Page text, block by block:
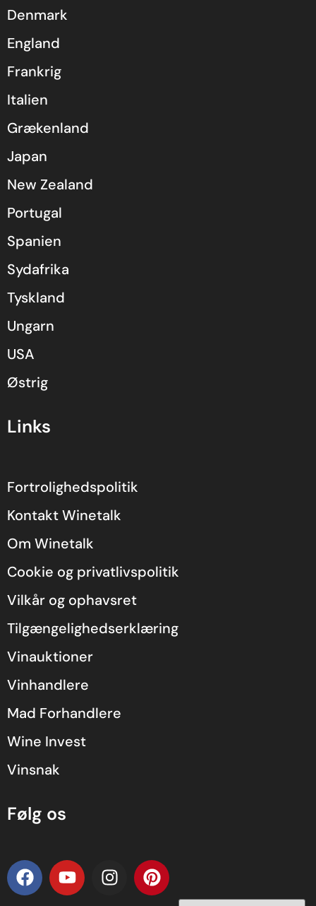
Denmark
England
Frankrig
Italien
Grækenland
Japan
New Zealand
Portugal
Spanien
Sydafrika
Tyskland
Ungarn
USA
Østrig
Links
Fortrolighedspolitik
Kontakt Winetalk
Om Winetalk
Cookie og privatlivspolitik
Vilkår og ophavsret
Tilgængelighedserklæring
Vinauktioner
Vinhandlere
Mad Forhandlere
Wine Invest
Vinsnak
Følg os